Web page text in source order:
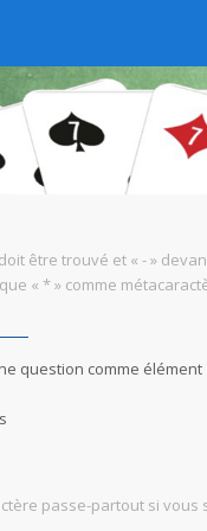
être trouvé et « - »
« * » comme
question comme élément
passe-partout si